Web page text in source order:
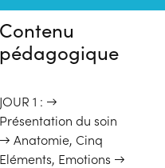
Contenu
pédagogique
JOUR 1 : →
Présentation du soin
→ Anatomie, Cinq
Eléments, Emotions →